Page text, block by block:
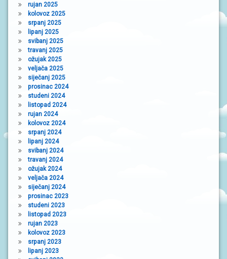
rujan 2025
kolovoz 2025
srpanj 2025
lipanj 2025
svibanj 2025
travanj 2025
ožujak 2025
veljača 2025
siječanj 2025
prosinac 2024
studeni 2024
listopad 2024
rujan 2024
kolovoz 2024
srpanj 2024
lipanj 2024
svibanj 2024
travanj 2024
ožujak 2024
veljača 2024
siječanj 2024
prosinac 2023
studeni 2023
listopad 2023
rujan 2023
kolovoz 2023
srpanj 2023
lipanj 2023